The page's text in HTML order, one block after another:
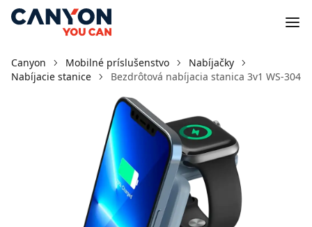
Canyon Mobilné príslušenstvo
Nabíjačky
Nabíjacie stanice
Bezdrôtová nabíjacia stanica 3v1 WS-304